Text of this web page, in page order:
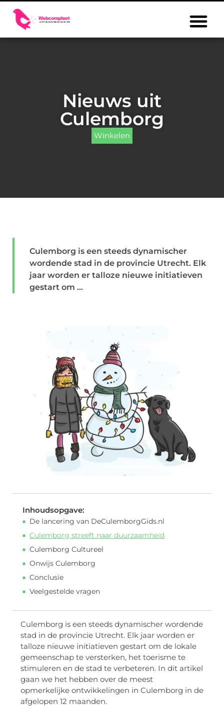
Nieuws uit
Culemborg
Winkelen
Culemborg is een steeds dynamischer
wordende stad in de provincie Utrecht. Elk
jaar worden er talloze nieuwe initiatieven
gestart om ...
Inhoudsopgave:
De lancering van DeCulemborgGids.nl
Culemborg streeft naar duurzaamheid
Culemborg Cultureel
Onwijs Culemborg
Conclusie
Veelgestelde vragen
Culemborg is een steeds dynamischer wordende
stad in de provincie Utrecht. Elk jaar worden er
talloze nieuwe initiatieven gestart om de lokale
gemeenschap te versterken, het toerisme te
stimuleren en de stad te verbeteren. In dit artikel
gaan we het hebben over de meest
opmerkelijke ontwikkelingen in Culemborg in de
afgelopen 12 maanden.